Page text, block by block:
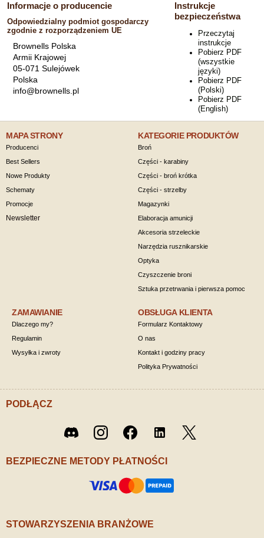
Informacje o producencie
Odpowiedzialny podmiot gospodarczy
zgodnie z rozporządzeniem UE
Brownells Polska
Armii Krajowej
05-071 Sulejówek
Polska
info@brownells.pl
Instrukcje
bezpieczeństwa
Przeczytaj
instrukcje
Pobierz PDF
(wszystkie
języki)
Pobierz PDF
(Polski)
Pobierz PDF
(English)
MAPA STRONY
Producenci
Best Sellers
Nowe Produkty
Schematy
Promocje
Newsletter
KATEGORIE PRODUKTÓW
Broń
Części - karabiny
Części - broń krótka
Części - strzelby
Magazynki
Elaboracja amunicji
Akcesoria strzeleckie
Narzędzia rusznikarskie
Optyka
Czyszczenie broni
Sztuka przetrwania i pierwsza pomoc
ZAMAWIANIE
Dlaczego my?
Regulamin
Wysyłka i zwroty
OBSŁUGA KLIENTA
Formularz Kontaktowy
O nas
Kontakt i godziny pracy
Polityka Prywatności
PODŁĄCZ
Discord Instagram Facebook LinkedIn
BEZPIECZNE METODY PŁATNOŚCI
STOWARZYSZENIA BRANŻOWE